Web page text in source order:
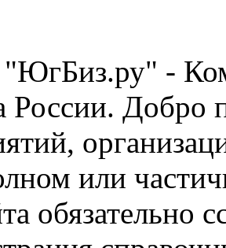
-
России. Добро
или
обязательно